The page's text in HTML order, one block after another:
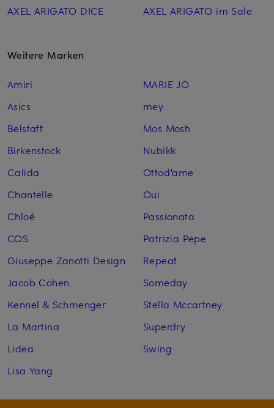
AXEL ARIGATO DICE
AXEL ARIGATO im Sale
Weitere Marken
Amiri
Asics
Belstaff
Birkenstock
Calida
Chantelle
Chloé
COS
Giuseppe Zanotti Design
Jacob Cohen
Kennel & Schmenger
La Martina
Lidea
Lisa Yang
MARIE JO
mey
Mos Mosh
Nubikk
Ottod'ame
Oui
Passionata
Patrizia Pepe
Repeat
Someday
Stella Mccartney
Superdry
Swing